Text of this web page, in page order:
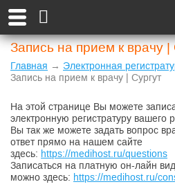
Запись на прием к врачу |
Главная → Электронная
Запись на прием к врачу | Сургут
На этой странице Вы можете
электронную регистратуру вашего
Вы так же можете задать вопрос
ответ прямо на нашем сайте
здесь: https://medihost.ru/questions
Записаться на платную он-лайн
можно здесь: https://medihost.ru/